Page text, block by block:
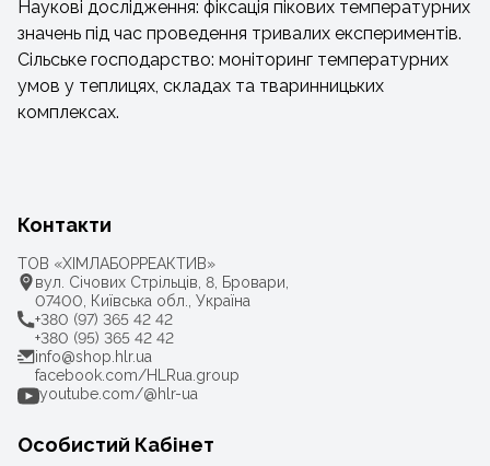
Наукові дослідження: фіксація пікових температурних
значень під час проведення тривалих експериментів.
Сільське господарство: моніторинг температурних
умов у теплицях, складах та тваринницьких
комплексах.
Контакти
ТОВ «ХІМЛАБОРРЕАКТИВ»
вул. Січових Стрільців, 8, Бровари,
07400, Київська обл., Україна
+380 (97) 365 42 42
+380 (95) 365 42 42
info@shop.hlr.ua
facebook.com/HLRua.group
youtube.com/@hlr-ua
Особистий Кабінет